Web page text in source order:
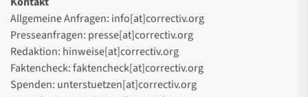
Allgemeine Anfragen: info[at]correctiv.org
Presseanfragen: presse[at]correctiv.org
Redaktion: hinweise[at]correctiv.org
Faktencheck: faktencheck[at]correctiv.org
Spenden: unterstuetzen[at]correctiv.org